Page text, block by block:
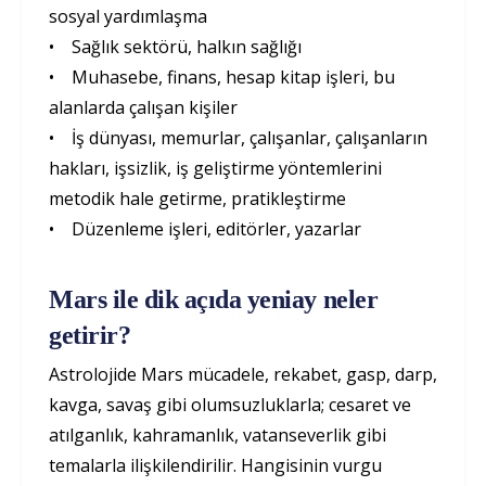
sosyal yardımlaşma
• Sağlık sektörü, halkın sağlığı
• Muhasebe, finans, hesap kitap işleri, bu
alanlarda çalışan kişiler
• İş dünyası, memurlar, çalışanlar, çalışanların
hakları, işsizlik, iş geliştirme yöntemlerini
metodik hale getirme, pratikleştirme
• Düzenleme işleri, editörler, yazarlar
Mars ile dik açıda yeniay neler
getirir?
Astrolojide Mars mücadele, rekabet, gasp, darp,
kavga, savaş gibi olumsuzluklarla; cesaret ve
atılganlık, kahramanlık, vatanseverlik gibi
temalarla ilişkilendirilir. Hangisinin vurgu